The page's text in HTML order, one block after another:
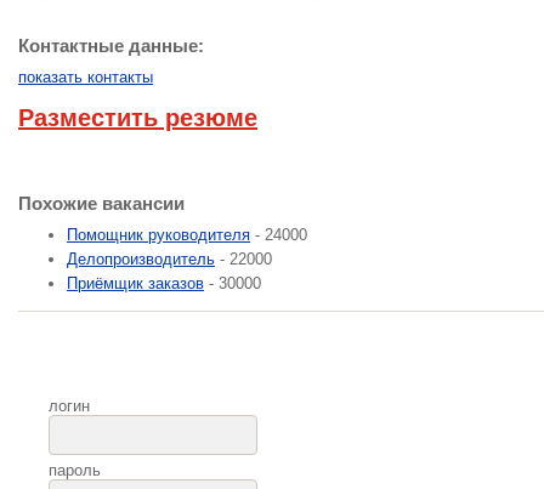
Контактные данные:
показать контакты
Разместить резюме
Похожие вакансии
Помощник руководителя - 24000
Делопроизводитель - 22000
Приёмщик заказов - 30000
логин
пароль